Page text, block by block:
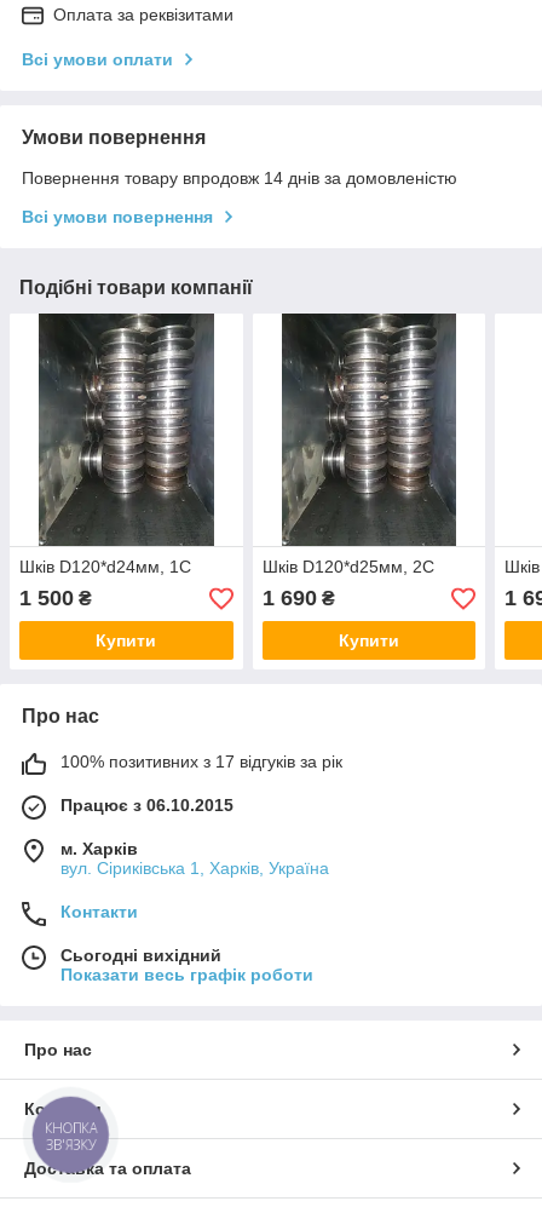
Оплата за реквізитами
Всі умови оплати
Умови повернення
Повернення товару впродовж 14 днів за домовленістю
Всі умови повернення
Подібні товари компанії
Шків D120*d24мм, 1С
1 500 ₴
Купити
Шків D120*d25мм, 2С
1 690₴
Купити
1
Про нас
100% позитивних з 17 відгуків за рік
Працює з 06.10.2015
м. Харків
вул. Сіриківська 1, Харків, Україна
Контакти
Сьогодні вихідний
Показати весь графік роботи
Про нас
Контакти
Доставка та оплата
КНОПКА
ЗВ'ЯЗКУ